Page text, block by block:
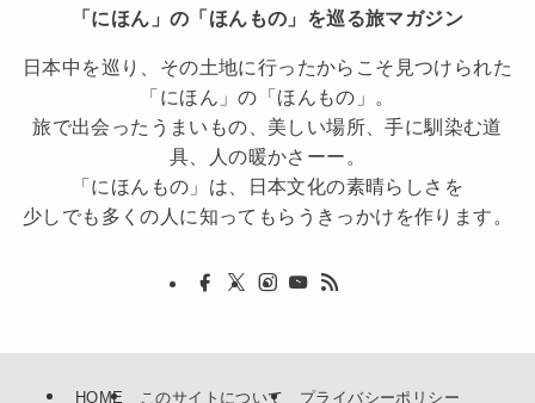
「にほん」の「ほんもの」を巡る旅マガジン
日本中を巡り、その土地に行ったからこそ見つけられた
「にほん」の「ほんもの」。
旅で出会ったうまいもの、美しい場所、手に馴染む道
具、人の暖かさーー。
「にほんもの」は、日本文化の素晴らしさを
少しでも多くの人に知ってもらうきっかけを作ります。
HOME このサイトについて プライバシーポリシー